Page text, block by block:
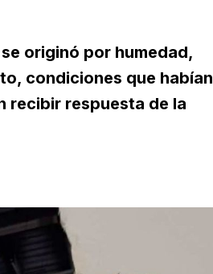
originó por humedad,
condiciones que habían
recibir respuesta de la